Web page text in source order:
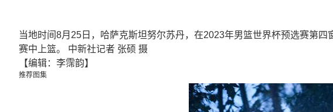
当地时间8月25日，哈萨克斯坦努尔苏丹，在2023年男篮世界杯预选赛第
赛中上篮。 中新社记者 张硕 摄
【编辑：李霈韵】
推荐图集